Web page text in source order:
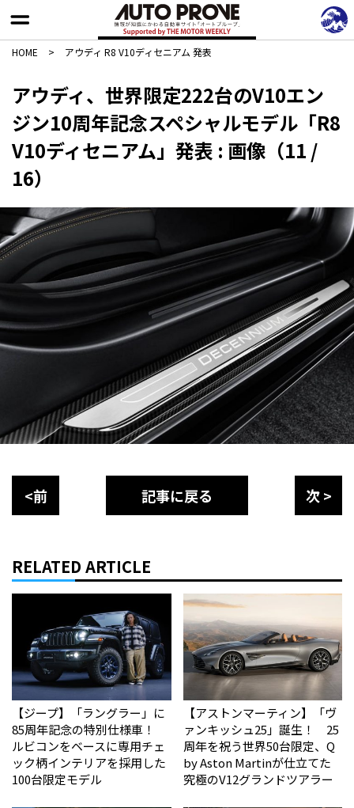
HOME > アウディ R8 V10ディセニアム 発表
アウディ、世界限定222台のV10エン
ジン10周年記念スペシャルモデル「R8
V10ディセニアム」発表 : 画像（11 /
16）
<前 記事に戻る 次 >
RELATED ARTICLE
【ジープ】「ラングラー」に
85周年記念の特別仕様車！
ルビコンをベースに専用チェ
ック柄インテリアを採用した
100台限定モデル
【アストンマーティン】「ヴ
ァンキッシュ25」誕生！ 25
周年を祝う世界50台限定、Q
by Aston Martinが仕立てた
究極のV12グランドツアラー